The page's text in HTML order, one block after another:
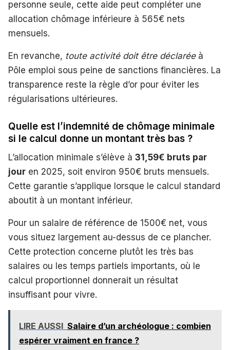
personne seule, cette aide peut compléter une
allocation chômage inférieure à 565€ nets
mensuels.
En revanche, toute activité doit être déclaréeà
Pôle emploi sous peine de sanctions financières. La
transparence reste la règle d’or pour éviter les
régularisations ultérieures.
Quelle est l’indemnité de chômage minimale
si le calcul donne un montant très bas ?
L’allocation minimale s’élève à 31,59€ bruts par
jour en 2025, soit environ 950€ bruts mensuels.
Cette garantie s’applique lorsque le calcul standard
aboutit à un montant inférieur.
Pour un salaire de référence de 1500€ net, vous
vous situez largement au-dessus de ce plancher.
Cette protection concerne plutôt les très bas
salaires ou les temps partiels importants, où le
calcul proportionnel donnerait un résultat
insuffisant pour vivre.
LIRE AUSSI Salaire d’un archéologue : combien
espérer vraiment en france ?